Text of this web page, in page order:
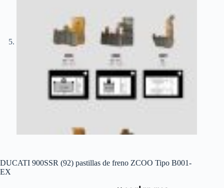
DUCATI 900SSR (92) pastillas de freno ZCOO Tipo B001-
EX